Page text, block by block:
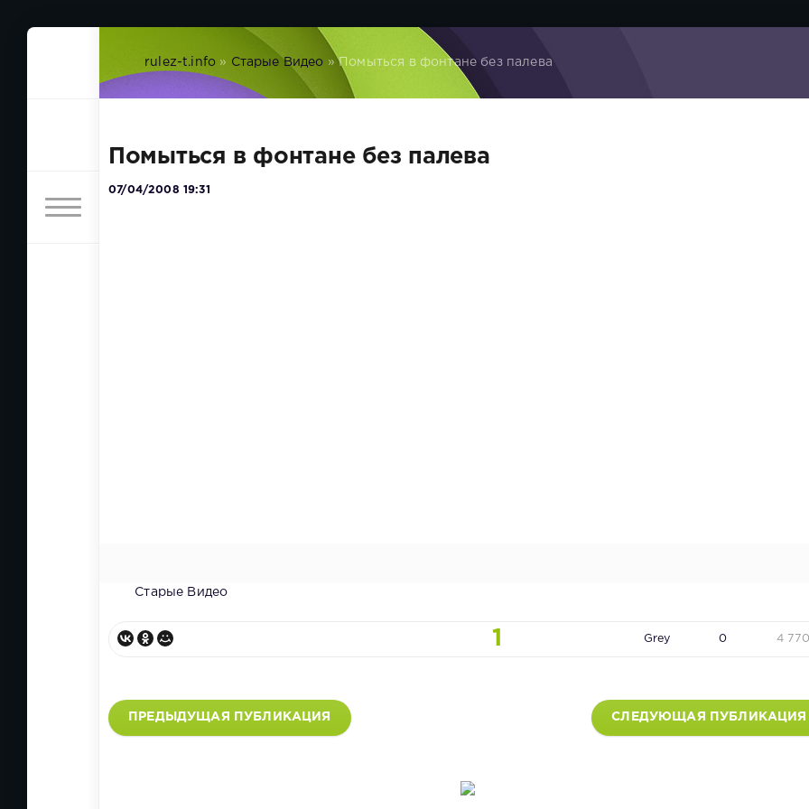
rulez-t.info » Старые Видео » Помыться в фонтане без палева
Помыться в фонтане без палева
07/04/2008 19:31
Старые Видео
1 Grey 0 4
ПРЕДЫДУЩАЯ ПУБЛИКАЦИЯ СЛЕДУЮЩАЯ ПУБЛИКАЦИЯ